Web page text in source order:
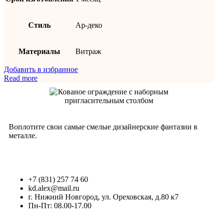
Стиль Ар-деко
Материалы Витраж
Добавить в избранное
Read more
Воплотите свои самые смелые дизайнерские фантазии в
металле.
+7 (831) 257 74 60
kd.alex@mail.ru
г. Нижний Новгород, ул. Ореховская, д.80 к7
Пн-Пт: 08.00-17.00